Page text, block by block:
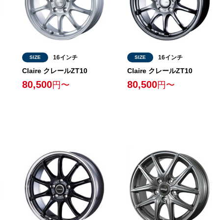
SIZE 16インチ
Claire クレールZT10
80,500円〜
SIZE 16インチ
Claire クレールZT10
80,500円〜